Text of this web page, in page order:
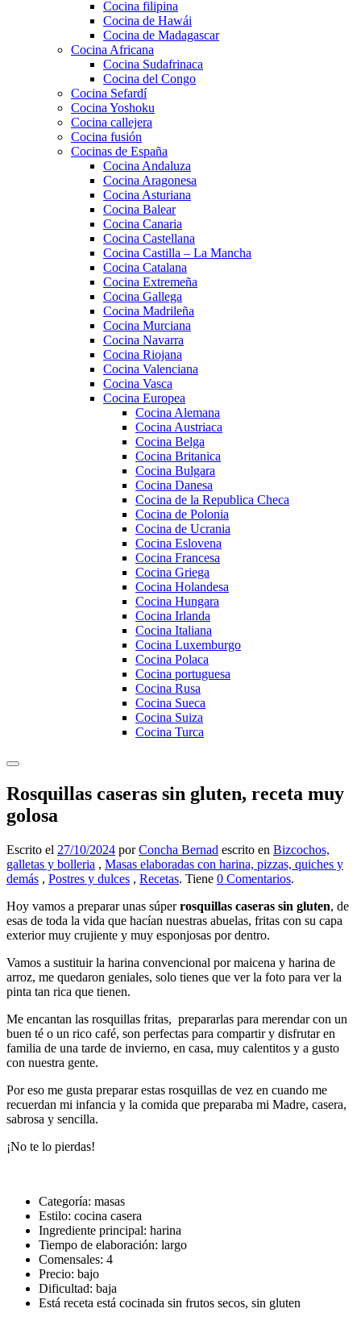
Cocina filipina
Cocina de Hawái
Cocina de Madagascar
Cocina Africana
Cocina Sudafrinaca
Cocina del Congo
Cocina Sefardí
Cocina Yoshoku
Cocina callejera
Cocina fusión
Cocinas de España
Cocina Andaluza
Cocina Aragonesa
Cocina Asturiana
Cocina Balear
Cocina Canaria
Cocina Castellana
Cocina Castilla – La Mancha
Cocina Catalana
Cocina Extremeña
Cocina Gallega
Cocina Madrileña
Cocina Murciana
Cocina Navarra
Cocina Riojana
Cocina Valenciana
Cocina Vasca
Cocina Europea
Cocina Alemana
Cocina Austriaca
Cocina Belga
Cocina Britanica
Cocina Bulgara
Cocina Danesa
Cocina de la Republica Checa
Cocina de Polonia
Cocina de Ucrania
Cocina Eslovena
Cocina Francesa
Cocina Griega
Cocina Holandesa
Cocina Hungara
Cocina Irlanda
Cocina Italiana
Cocina Luxemburgo
Cocina Polaca
Cocina portuguesa
Cocina Rusa
Cocina Sueca
Cocina Suiza
Cocina Turca
Rosquillas caseras sin gluten, receta muy
golosa
Escrito el 27/10/2024 porConcha Bernad escrito en Bizcochos,
galletas y bolleria , Masas elaboradas con harina, pizzas, quiches y
demás , Postres y dulces , Recetas. Tiene 0 Comentarios.
Hoy vamos a preparar unas súperrosquillas caseras sin gluten, de
esas de toda la vida que hacían nuestras abuelas, fritas con su capa
exterior muy crujiente y muy esponjosas por dentro.
Vamos a sustituir la harina convencional por maicena y harina de
arroz, me quedaron geniales, solo tienes que ver la foto para ver la
pinta tan rica que tienen.
Me encantan las rosquillas fritas, prepararlas para merendar con un
buen té o un rico café, son perfectas para compartir y disfrutar en
familia de una tarde de invierno, en casa, muy calentitos y a gusto
con nuestra gente.
Por eso me gusta preparar estas rosquillas de vez en cuando me
recuerdan mi infancia y la comida que preparaba mi Madre, casera,
sabrosa y sencilla.
¡No te lo pierdas!
Categoría: masas
Estilo: cocina casera
Ingrediente principal: harina
Tiempo de elaboración: largo
Comensales: 4
Precio: bajo
Dificultad: baja
Está receta está cocinada sin frutos secos, sin gluten